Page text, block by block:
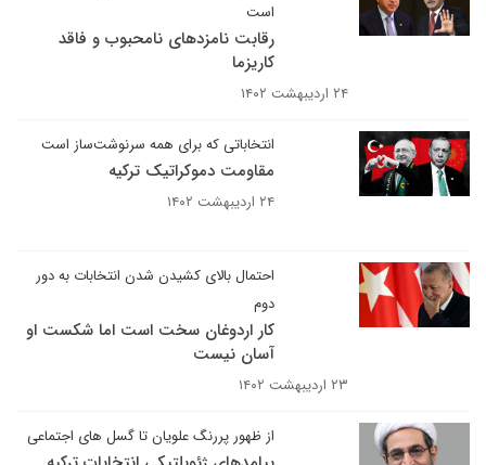
است
رقابت نامزدهای نامحبوب و فاقد
کاریزما
۲۴ اردیبهشت ۱۴۰۲
انتخاباتی که برای همه سرنوشت‌ساز است
مقاومت دموکراتیک ترکیه
۲۴ اردیبهشت ۱۴۰۲
احتمال بالای کشیدن شدن انتخابات به دور
دوم
کار اردوغان سخت است اما شکست او
آسان نیست
۲۳ اردیبهشت ۱۴۰۲
از ظهور پررنگ علویان تا گسل های اجتماعی